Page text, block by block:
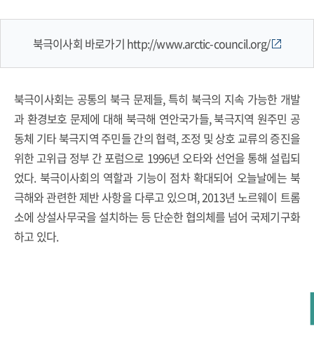
북극이사회 바로가기 http://www.arctic-council.org/
북극이사회는 공통의 북극 문제들, 특히 북극의 지속 가능한 개발
과 환경보호 문제에 대해 북극해 연안국가들, 북극지역 원주민 공
동체 기타 북극지역 주민들 간의 협력, 조정 및 상호 교류의 증진을
위한 고위급 정부 간 포럼으로 1996년 오타와 선언을 통해 설립되
었다. 북극이사회의 역할과 기능이 점차 확대되어 오늘날에는 북
극해와 관련한 제반 사항을 다루고 있으며, 2013년 노르웨이 트롬
소에 상설사무국을 설치하는 등 단순한 협의체를 넘어 국제기구화
하고 있다.